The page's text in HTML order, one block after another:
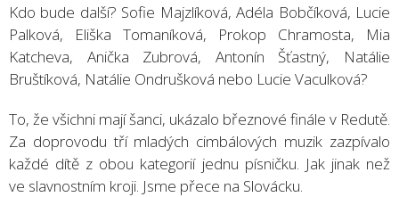
Kdo bude další? Sofie Majzlíková, Adéla Bobčíková, Lucie
Palková, Eliška Tomaníková, Prokop Chramosta, Mia
Katcheva, Anička Zubrová, Antonín Šťastný, Natálie
Bruštíková, Natálie Ondrušková nebo Lucie Vaculková?
To, že všichni mají šanci, ukázalo březnové finále v Redutě.
Za doprovodu tří mladých cimbálových muzik zazpívalo
každé dítě z obou kategorií jednu písničku. Jak jinak než
ve slavnostním kroji. Jsme přece na Slovácku.